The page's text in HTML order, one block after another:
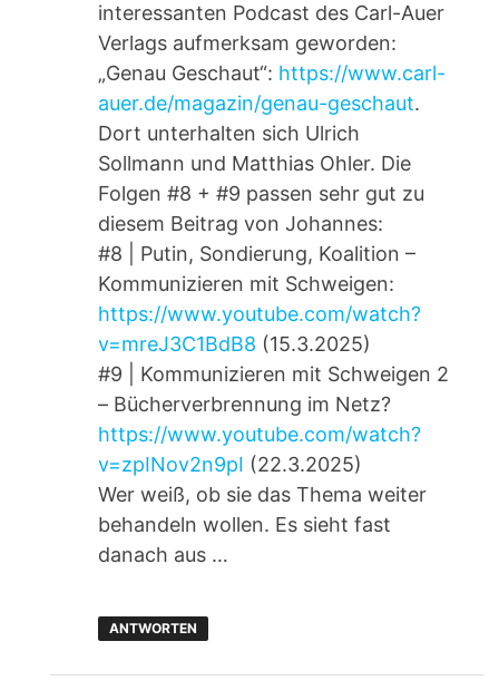
interessanten Podcast des Carl-Auer
Verlags aufmerksam geworden:
„Genau Geschaut“: https://www.carl-
auer.de/magazin/genau-geschaut.
Dort unterhalten sich Ulrich
Sollmann und Matthias Ohler. Die
Folgen #8 + #9 passen sehr gut zu
diesem Beitrag von Johannes:
#8 | Putin, Sondierung, Koalition –
Kommunizieren mit Schweigen:
https://www.youtube.com/watch?
v=mreJ3C1BdB8 (15.3.2025)
#9 | Kommunizieren mit Schweigen 2
– Bücherverbrennung im Netz?
https://www.youtube.com/watch?
v=zpINov2n9pI (22.3.2025)
Wer weiß, ob sie das Thema weiter
behandeln wollen. Es sieht fast
danach aus …
ANTWORTEN